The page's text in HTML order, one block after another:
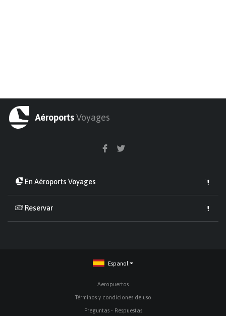
AéroportsVoyages
En Aéroports Voyages
Reservar
Espanol
Aeropuertos
Términos y condiciones de uso
Preguntas - Respuestas